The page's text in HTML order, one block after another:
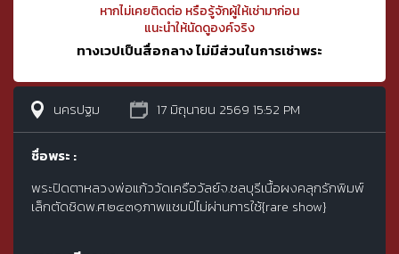
หากไม่เคยติดต่อ หรือรู้จักผู้ให้เช่ามาก่อน
แนะนำให้นัดดูองค์จริง
ทางเวปเป็นสื่อกลาง ไม่มีส่วนในการเช่าพระ
นครปฐม 17 มิถุนายน 2569 15:52 PM
ชื่อพระ :
พระปิดตาหลวงพ่อแก้ววัดเครือวัลย์จ.ชลบุรีเนื้อผงคลุกรักพิมพ์
เล็กตัดชิดพ.ศ.๒๔๓๑ภาพแชมป์ไม่ผ่านการใช้{rare show}